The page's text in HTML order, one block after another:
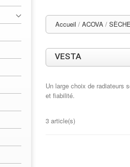
Accueil / ACOVA /
VESTA
Un large choix de radiateurs
et fiabilité.
3 article(s)